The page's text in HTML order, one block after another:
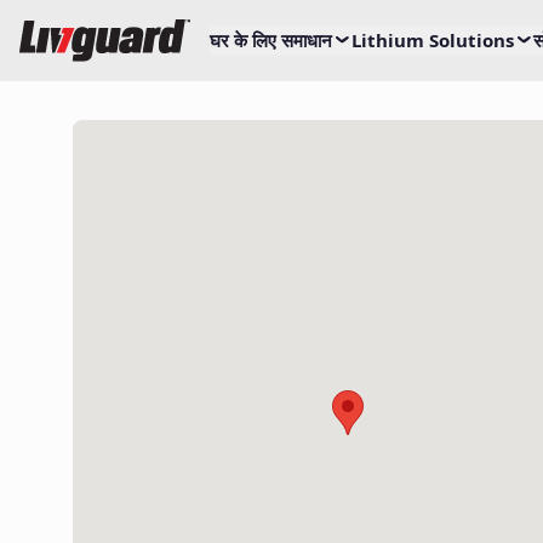
घर के लिए समाधान Lithium Solutions